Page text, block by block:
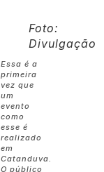
Foto:
Divulgação
Essa é a
primeira
vez que
um
evento
como
esse é
realizado
em
Catanduva.
O público